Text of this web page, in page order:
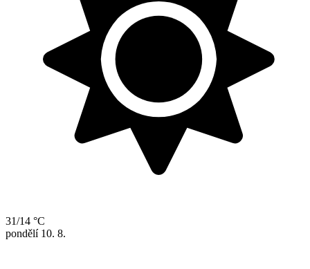
31/14 °C
pondělí 10. 8.